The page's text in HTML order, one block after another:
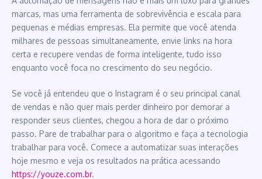
marcas, mas uma ferramenta de sobrevivência e escala para
pequenas e médias empresas. Ela permite que você atenda
milhares de pessoas simultaneamente, envie links na hora
certa e recupere vendas de forma inteligente, tudo isso
enquanto você foca no crescimento do seu negócio.
Se você já entendeu que o Instagram é o seu principal canal
de vendas e não quer mais perder dinheiro por demorar a
responder seus clientes, chegou a hora de dar o próximo
passo. Pare de trabalhar para o algoritmo e faça a tecnologia
trabalhar para você. Comece a automatizar suas interações
hoje mesmo e veja os resultados na prática acessando
https://youze.com.br.